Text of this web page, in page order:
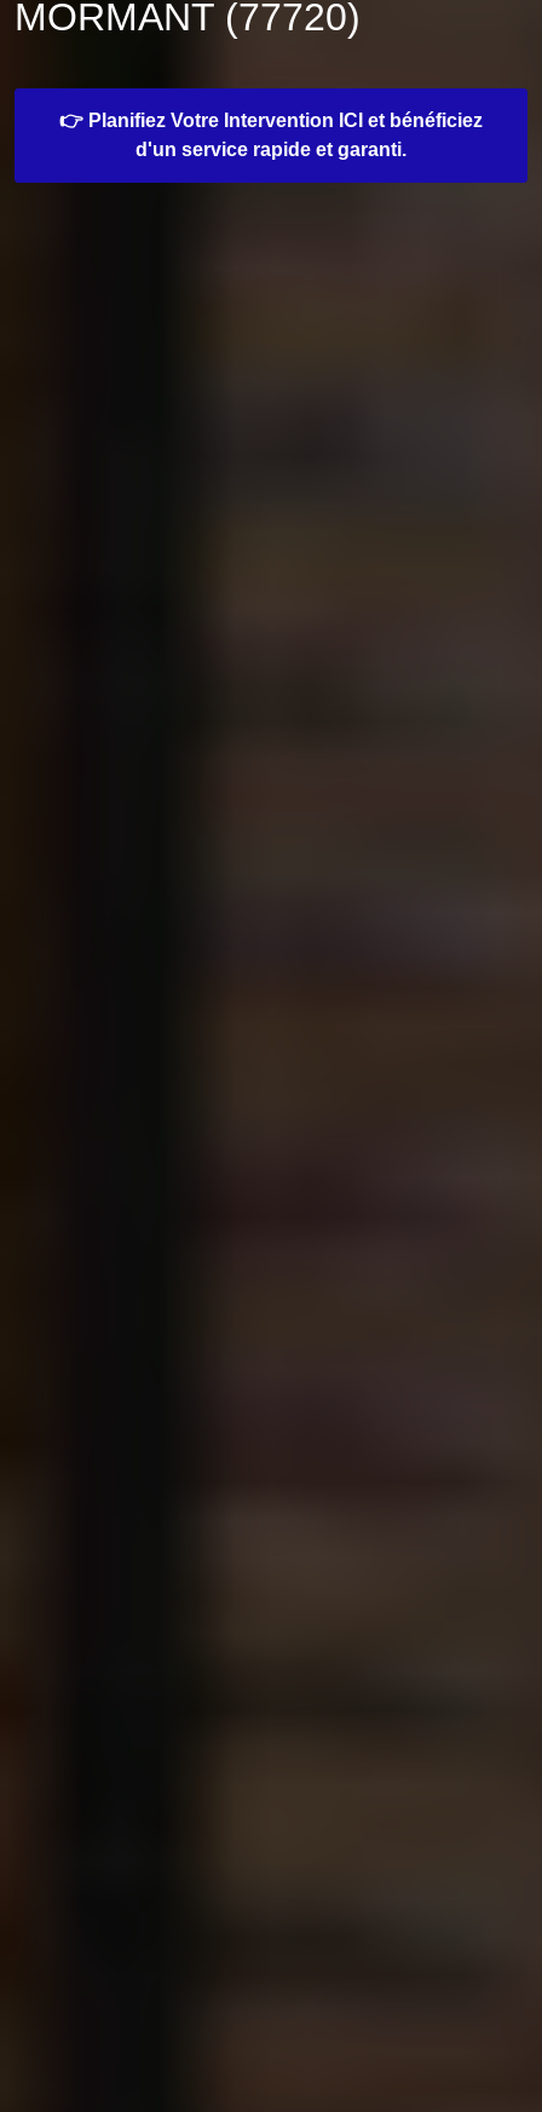
MORMANT (77720)
👉 Planifiez Votre Intervention ICI et bénéficiez
d'un service rapide et garanti.